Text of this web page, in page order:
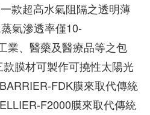
款超高水氣阻隔之透明薄
氣滲透率僅10-
業、醫藥及醫療品等之包
膜材可製作可撓性太陽光
FDK膜來取代傳統
F2000膜來取代傳統